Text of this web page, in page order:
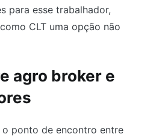
para esse trabalhador,
CLT uma opção não
agro broker e
o ponto de encontro entre